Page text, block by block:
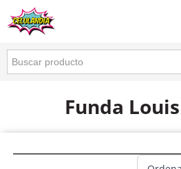
Buscar:
Funda